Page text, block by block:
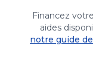
Financez
aides
notre guide